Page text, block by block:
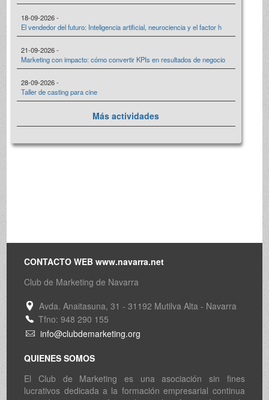
18-09-2026 -
El vendedor del futuro: Inteligencia artificial, neurociencia y el factor h
21-09-2026 -
Marketing con impacto: cómo convertir KPIs en resultados de negocio
28-09-2026 -
Taller de casting para cine
Más actividades
CONTACTO WEB www.navarra.net
Club de Marketing de Navarra
Avda. Anaitasuna, 31 - 31192 Mutilva Alta - Navarra
Tfno: 948 290 155
info@clubdemarketing.org
QUIENES SOMOS
El Club de Marketing es una asociación sin fines
lucrativos dedicada a la formación empresarial continua